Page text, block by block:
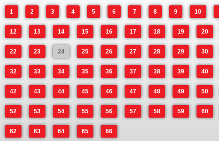
1 2 3 4 5 6 7 8 9 10
12 13 14 15 16 17 18 19 20
22 23 24 25 26 27 28 29 30
32 33 34 35 36 37 38 39 40
42 43 44 45 46 47 48 49 50
52 53 54 55 56 57 58 59 60
62 63 64 65 66